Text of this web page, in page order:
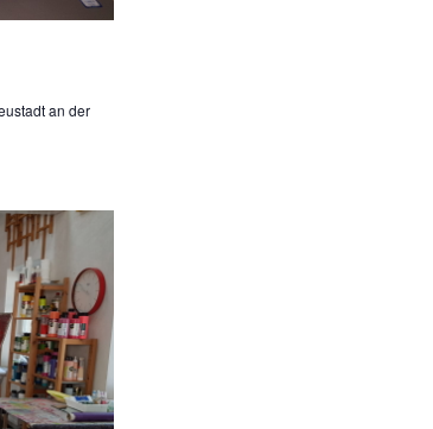
an der